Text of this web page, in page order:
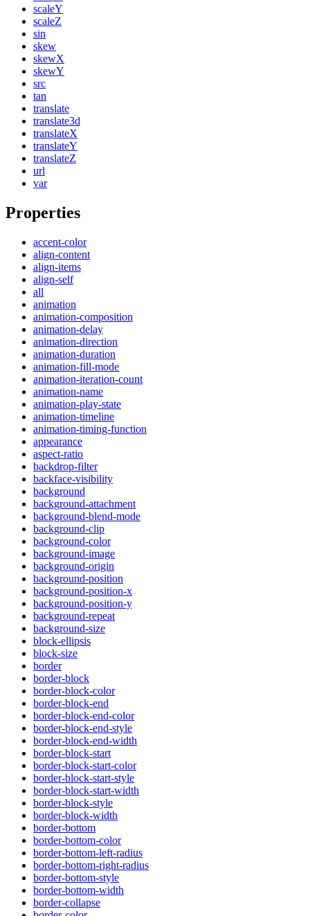
scaleY
scaleZ
sin
skew
skewX
skewY
src
tan
translate
translate3d
translateX
translateY
translateZ
url
var
Properties
accent-color
align-content
align-items
align-self
all
animation
animation-composition
animation-delay
animation-direction
animation-duration
animation-fill-mode
animation-iteration-count
animation-name
animation-play-state
animation-timeline
animation-timing-function
appearance
aspect-ratio
backdrop-filter
backface-visibility
background
background-attachment
background-blend-mode
background-clip
background-color
background-image
background-origin
background-position
background-position-x
background-position-y
background-repeat
background-size
block-ellipsis
block-size
border
border-block
border-block-color
border-block-end
border-block-end-color
border-block-end-style
border-block-end-width
border-block-start
border-block-start-color
border-block-start-style
border-block-start-width
border-block-style
border-block-width
border-bottom
border-bottom-color
border-bottom-left-radius
border-bottom-right-radius
border-bottom-style
border-bottom-width
border-collapse